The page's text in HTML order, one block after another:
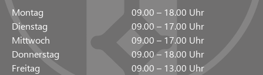
Montag
09.00 – 18.00 Uhr
Dienstag
09.00 – 17.00 Uhr
Mittwoch
09.00 – 17.00 Uhr
Donnerstag
09.00 – 18.00 Uhr
Freitag
09.00 – 13.00 Uhr